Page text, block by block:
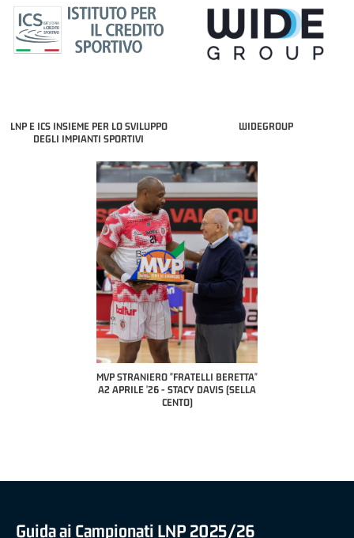
LNP E ICS INSIEME PER LO SVILUPPO
DEGLI IMPIANTI SPORTIVI
WIDEGROUP
MVP STRANIERO "FRATELLI BERETTA"
A2 APRILE '26 - STACY DAVIS (SELLA
MVP "FRATELLI BERETTA" SAMUEL
DILAS B NAZIONALE APRILE '26 -
MARCO RESTELLI (TAV TREVIGLIO
Guida ai Campionati LNP 2025/26